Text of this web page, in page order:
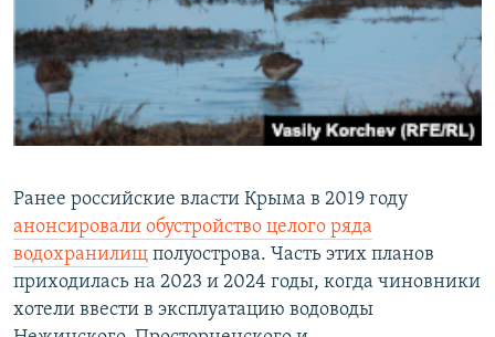
Ранее российские власти Крыма в 2019 году
анонсировали обустройство целого ряда
водохранилищ полуострова. Часть этих планов
приходилась на 2023 и 2024 годы, когда чиновники
хотели ввести в эксплуатацию водоводы